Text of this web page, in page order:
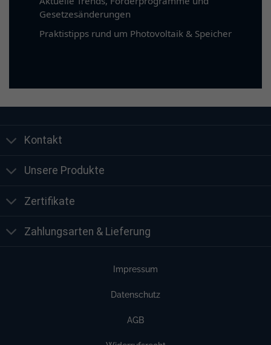
Gesetzesänderungen
Praktistipps rund um Photovoltaik & Speicher
Kontakt
Unsere Produkte
Zertifikate
Zahlungsarten & Lieferung
Impressum
Datenschutz
AGB